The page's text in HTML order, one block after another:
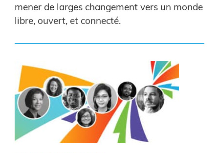
mener de larges changement vers un monde
libre, ouvert, et connecté.